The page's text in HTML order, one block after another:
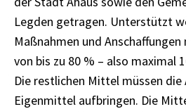
Legden getragen. Unterstützt
Maßnahmen und
von bis zu 80 % – also maximal
Die restlichen Mittel müssen
Eigenmittel aufbringen. Die